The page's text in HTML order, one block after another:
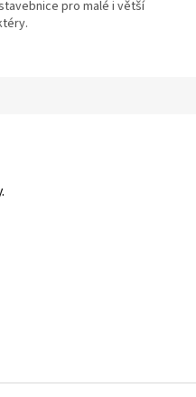
pro malé i větší